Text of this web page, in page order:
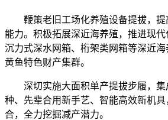
鞭策老旧工场化养殖设备提拔，提
能力。积极拓展深近海养殖，推进现
沉力式深水网箱、桁架类网箱等深近
黄鱼特色财产集群。
深切实施大面积单产提拔步履，集
种、先辈合用新手艺、智能高效新机具
合，全力挖掘减产潜力。